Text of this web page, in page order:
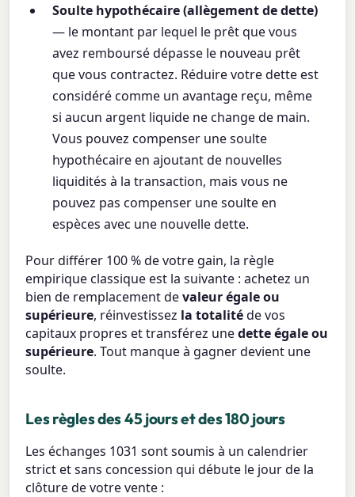
Soulte hypothécaire (allègement de dette)
— le montant par lequel le prêt que vous
avez remboursé dépasse le nouveau prêt
que vous contractez. Réduire votre dette est
considéré comme un avantage reçu, même
si aucun argent liquide ne change de main.
Vous pouvez compenser une soulte
hypothécaire en ajoutant de nouvelles
liquidités à la transaction, mais vous ne
pouvez pas compenser une soulte en
espèces avec une nouvelle dette.
Pour différer 100 % de votre gain, la règle
empirique classique est la suivante : achetez un
bien de remplacement devaleur égale ou
supérieure, réinvestissez la totalitéde vos
capitaux propres et transférez unedette égale ou
supérieure. Tout manque à gagner devient une
soulte.
Les règles des 45 jours et des 180 jours
Les échanges 1031 sont soumis à un calendrier
strict et sans concession qui débute le jour de la
clôture de votre vente :